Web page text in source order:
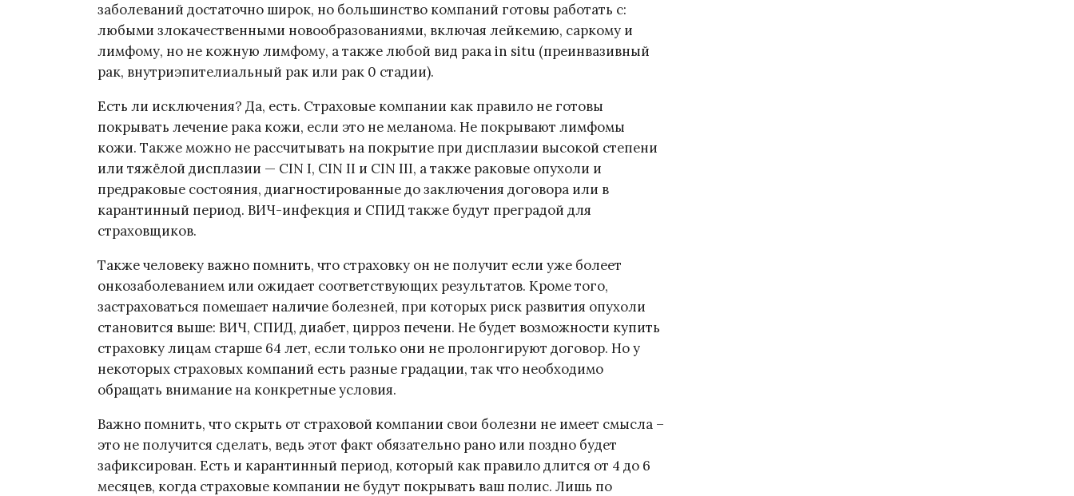
заболеваний достаточно широк, но большинство компаний готовы работать с:
любыми злокачественными новообразованиями, включая лейкемию, саркому и
лимфому, но не кожную лимфому, а также любой вид рака in situ (преинвазивный
рак, внутриэпителиальный рак или рак 0 стадии).
Есть ли исключения? Да, есть. Страховые компании как правило не готовы
покрывать лечение рака кожи, если это не меланома. Не покрывают лимфомы
кожи. Также можно не рассчитывать на покрытие при дисплазии высокой степени
или тяжёлой дисплазии — CIN I, CIN II и CIN III, а также раковые опухоли и
предраковые состояния, диагностированные до заключения договора или в
карантинный период. ВИЧ-инфекция и СПИД также будут преградой для
страховщиков.
Также человеку важно помнить, что страховку он не получит если уже болеет
онкозаболеванием или ожидает соответствующих результатов. Кроме того,
застраховаться помешает наличие болезней, при которых риск развития опухоли
становится выше: ВИЧ, СПИД, диабет, цирроз печени. Не будет возможности купить
страховку лицам старше 64 лет, если только они не пролонгируют договор. Но у
некоторых страховых компаний есть разные градации, так что необходимо
обращать внимание на конкретные условия.
Важно помнить, что скрыть от страховой компании свои болезни не имеет смысла –
это не получится сделать, ведь этот факт обязательно рано или поздно будет
зафиксирован. Есть и карантинный период, который как правило длится от 4 до 6
месяцев, когда страховые компании не будут покрывать ваш полис. Лишь по